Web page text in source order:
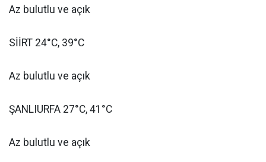
Az bulutlu ve açık
SİİRT 24°C, 39°C
Az bulutlu ve açık
ŞANLIURFA 27°C, 41°C
Az bulutlu ve açık